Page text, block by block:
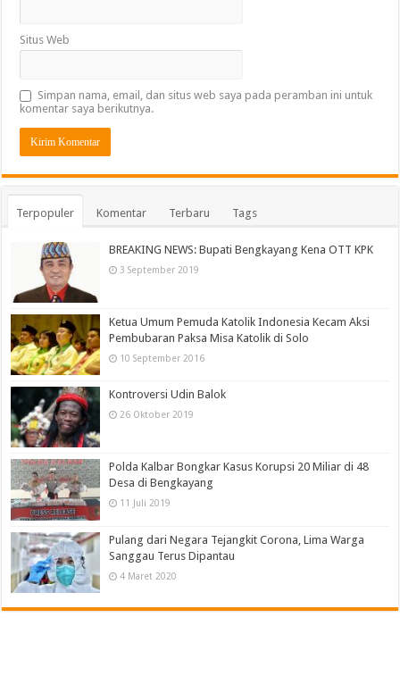
Situs Web
Simpan nama, email, dan situs web saya pada peramban ini untuk
komentar saya berikutnya.
Terpopuler Komentar Terbaru Tags
BREAKING NEWS: Bupati Bengkayang Kena OTT KPK
3 September 2019
Ketua Umum Pemuda Katolik Indonesia Kecam Aksi
Pembubaran Paksa Misa Katolik di Solo
10 September 2016
Kontroversi Udin Balok
26 Oktober 2019
Polda Kalbar Bongkar Kasus Korupsi 20 Miliar di 48
Desa di Bengkayang
11 Juli 2019
Pulang dari Negara Tejangkit Corona, Lima Warga
Sanggau Terus Dipantau
4 Maret 2020